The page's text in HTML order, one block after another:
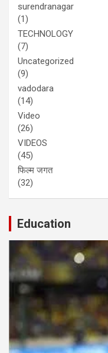
surendranagar
(1)
TECHNOLOGY
(7)
Uncategorized
(9)
vadodara
(14)
Video
(26)
VIDEOS
(45)
फिल्म जगत
(32)
Education